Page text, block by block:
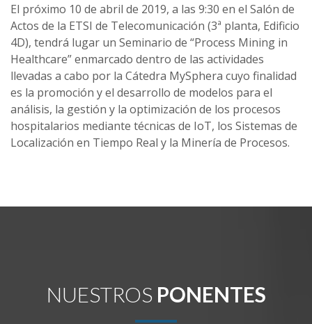
El próximo 10 de abril de 2019, a las 9:30 en el Salón de
Actos de la ETSI de Telecomunicación (3ª planta, Edificio
4D), tendrá lugar un Seminario de “Process Mining in
Healthcare” enmarcado dentro de las actividades
llevadas a cabo por la Cátedra MySphera cuyo finalidad
es la promoción y el desarrollo de modelos para el
análisis, la gestión y la optimización de los procesos
hospitalarios mediante técnicas de IoT, los Sistemas de
Localización en Tiempo Real y la Minería de Procesos.
NUESTROS PONENTES